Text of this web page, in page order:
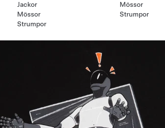
Jackor
Mössor
Strumpor
Mössor
Strumpor